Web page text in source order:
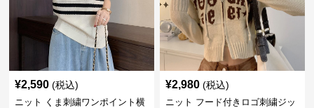
¥2,590 (税込)
ニット くま刺繍ワンポイント横
¥2,980 (税込)
ニット フード付きロゴ刺繍ジッ